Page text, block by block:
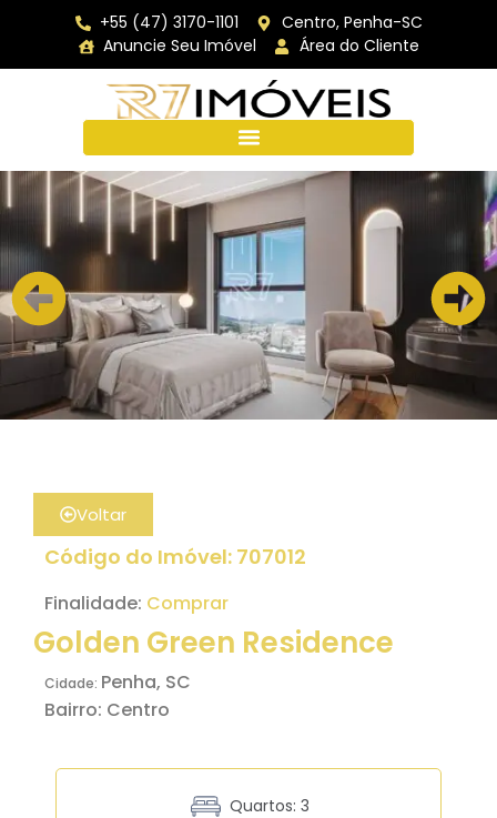
+55 (47) 3170-1101
Centro, Penha-SC
Anuncie Seu Imóvel
Área do Cliente
Voltar
Código do Imóvel: 707012
Finalidade: Comprar
Golden Green Residence
Cidade: Penha, SC
Bairro: Centro
Quartos: 3